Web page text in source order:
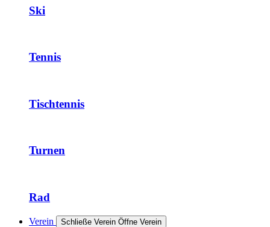
Ski
Tennis
Tischtennis
Turnen
Rad
Verein Schließe Verein Öffne Verein